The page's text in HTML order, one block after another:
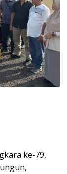
ke-79,